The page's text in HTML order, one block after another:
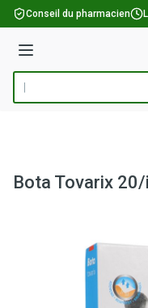
Aller au contenu
Conseil du pharmacien
Menu
Rechercher
Bota Tovarix